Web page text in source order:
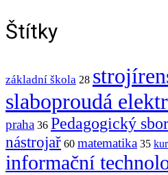
Štítky
základní škola 28
slaboproudá
praha 36 Pedagogický sbor
nástrojař 60 matematika 35
informační